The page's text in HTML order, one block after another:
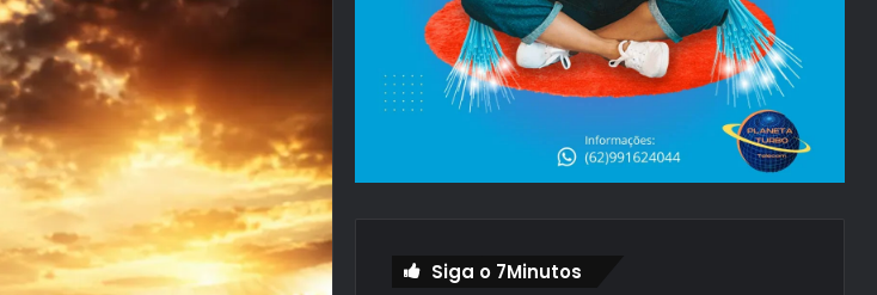
Siga o 7Minutos